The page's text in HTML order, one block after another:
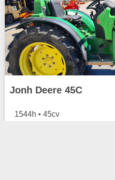
Jonh Deere 45C
1544h • 45cv